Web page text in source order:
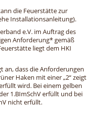
die Feuerstätte zur
Installationsanleitung).
e.V. im Auftrag des
Anforderung* gemäß
liegt dem HKI
an, dass die Anforderungen
Haken mit einer „2“ zeigt
wird. Bei einem gelben
1.BImSchV erfüllt und bei
nicht erfüllt.